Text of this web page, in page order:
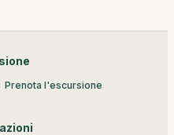
Prenota l'escursione